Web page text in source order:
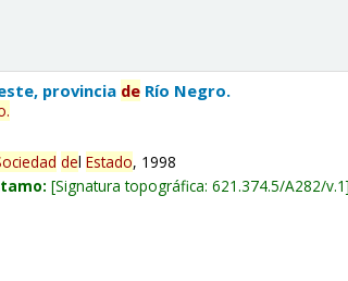
provincia de Río Negro.
.
delEstado, 1998
Signatura topográfica:621.374.5/A282/v.1